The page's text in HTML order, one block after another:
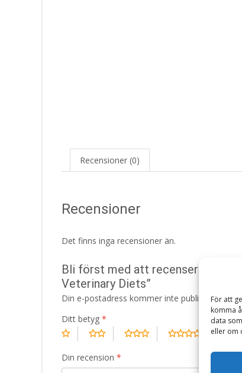
För att
komma
data
eller om
Recensioner (0)
Recensioner
Det finns inga recensioner än.
Bli först med att recensera
Veterinary Diets”
Din e-postadress kommer inte publiceras.
Ditt betyg *
Din recension *